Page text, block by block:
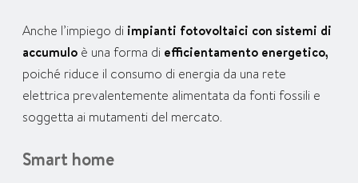
Anche l’impiego di impianti fotovoltaici con sistemi di
accumulo è una forma di efficientamento energetico,
poiché riduce il consumo di energia da una rete
elettrica prevalentemente alimentata da fonti fossili e
soggetta ai mutamenti del mercato.
Smart home